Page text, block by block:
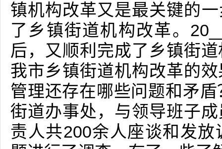
镇机构改革又是最关键的
了乡镇街道机构改革。
后，又顺利完成了乡镇街
我市乡镇街道机构改革的
管理还存在哪些问题和矛
街道办事处，与领导班子
责人共200余人座谈和发